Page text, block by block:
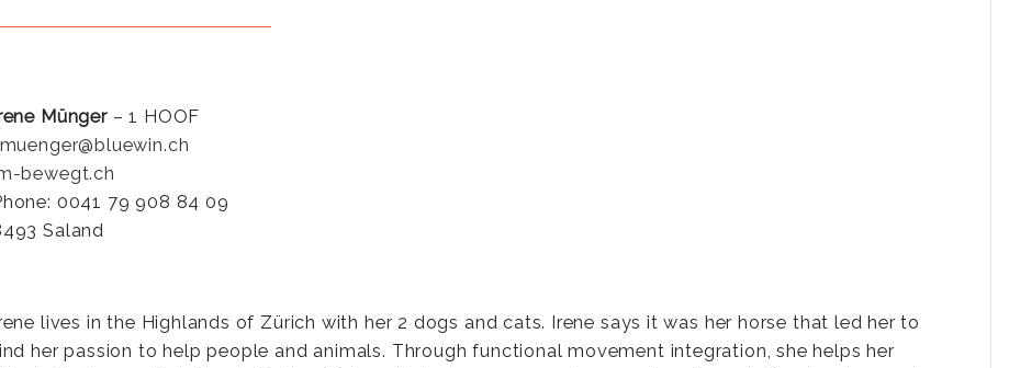
Münger– 1 HOOF
bewegt.ch
0041 79 908 84 09
Saland
lives in the Highlands of Zürich with her 2 dogs and cats. Irene says it was her horse that led her to
her passion to help people and animals. Through functional movement integration, she helps her